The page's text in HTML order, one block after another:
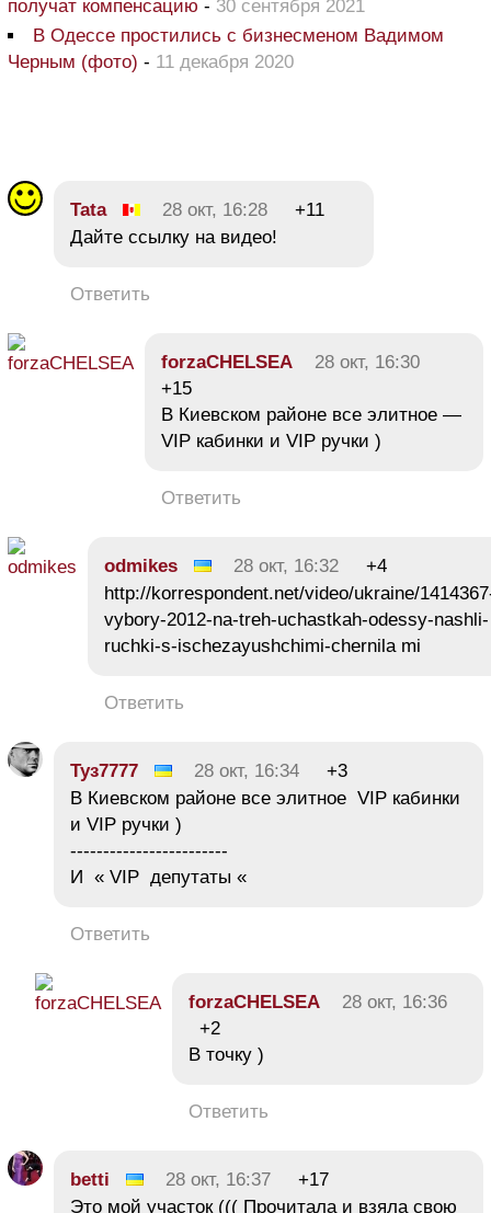
получат компенсацию - 30 сентября 2021
В Одессе простились с бизнесменом Вадимом
Черным (фото) - 11 декабря 2020
Tata 28 окт, 16:28
+11
Дайте ссылку на видео!
Ответить
forzaCHELSEA
28 окт, 16:30
+15
В Киевском районе все элитное —
VIP кабинки и VIP ручки )
Ответить
odmikes 28 окт, 16:32
+4
http://korrespondent.net/video/ukraine/
vybory-2012-na-treh-uchastkah-odessy-nashli-
ruchki-s-ischezayushchimi-chernila mi
Ответить
Туз7777 28 окт, 16:34
+3
В Киевском районе все элитное VIP кабинки
и VIP ручки )
------------------------
И « VIP депутаты «
Ответить
forzaCHELSEA
28 окт, 16:36
+2
В точку )
Ответить
betti 28 окт, 16:37
+17
Это мой участок ((( Прочитала и взяла свою